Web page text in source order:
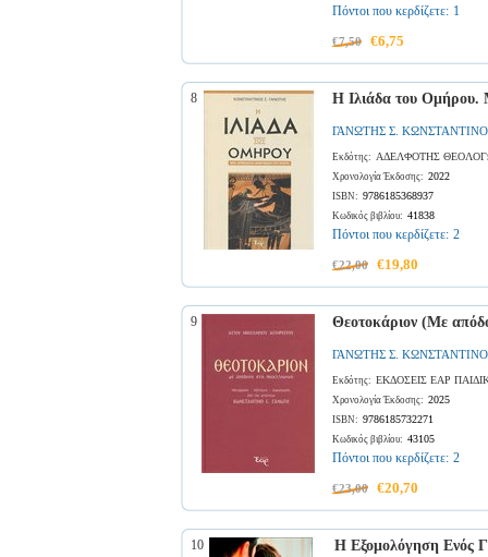
Πόντοι που κερδίζετε: 1
€7,50 €6,75
8 Η Ιλιάδα του Ομήρου.
ΓΑΝΩΤΗΣ Σ.
Εκδότης: ΑΔΕΛΦΟΤΗΣ
Χρονολογία Έκδοσης: 2022
ISBN: 9786185368937
Κωδικός βιβλίου: 41838
Πόντοι που κερδίζετε: 2
€22,00 €19,80
9 Θεοτοκάριον (Με
ΓΑΝΩΤΗΣ Σ.
Εκδότης: ΕΚΔΟΣΕΙΣ ΕΑΡ
Χρονολογία Έκδοσης: 2025
ISBN: 9786185732271
Κωδικός βιβλίου: 43105
Πόντοι που κερδίζετε: 2
€23,00 €20,70
10 Η Εξομολόγηση Ενός